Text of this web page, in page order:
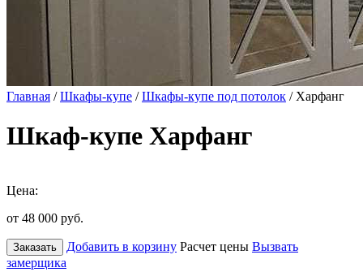
Главная /Шкафы-купе /Шкафы-купе под потолок / Харфанг
Шкаф-купе Харфанг
Цена:
от 48 000 руб.
Заказать Добавить в корзину Расчет цены Вызвать
замерщика